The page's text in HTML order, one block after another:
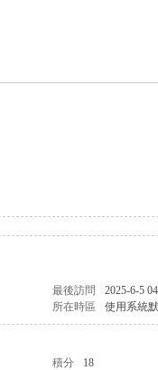
最後訪問
2025-6-5
所在時區 使用系統
積分
18